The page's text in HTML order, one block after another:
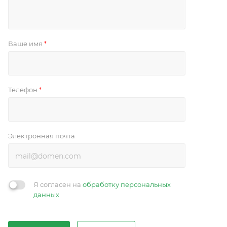
Ваше имя *
Телефон *
Электронная почта
Я согласен на обработку персональных
данных